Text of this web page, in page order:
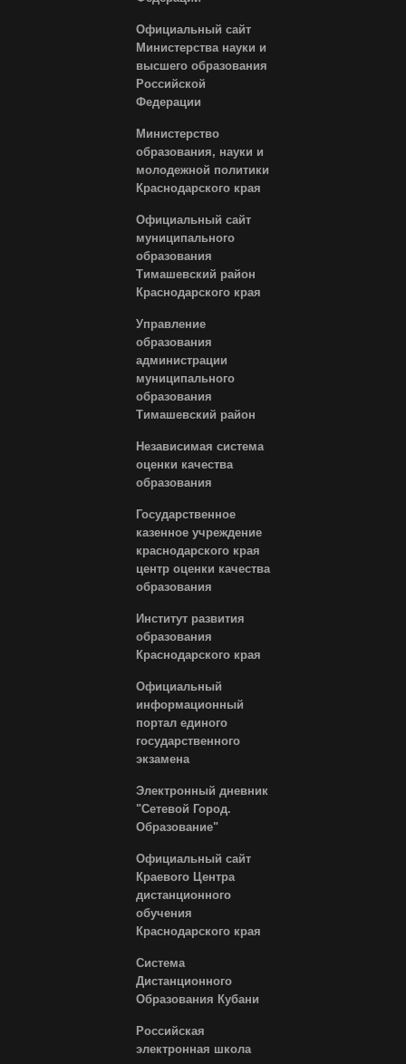
Официальный сайт
Министерства науки и
высшего образования
Российской
Федерации
Министерство
образования, науки и
молодежной политики
Краснодарского края
Официальный сайт
муниципального
образования
Тимашевский район
Краснодарского края
Управление
образования
администрации
муниципального
образования
Тимашевский район
Независимая система
оценки качества
образования
Государственное
казенное учреждение
краснодарского края
центр оценки качества
образования
Институт развития
образования
Краснодарского края
Официальный
информационный
портал единого
государственного
экзамена
Электронный дневник
"Сетевой Город.
Образование"
Официальный сайт
Краевого Центра
дистанционного
обучения
Краснодарского края
Система
Дистанционного
Образования Кубани
Российская
электронная школа